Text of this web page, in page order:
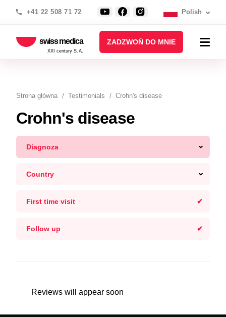
+41 22 508 71 72 Polish
swiss medica
XXI century S.A.
ZADZWOŃ DO MNIE
Strona główna Testimonials Crohn's disease
Crohn's disease
Diagnoza
Country
First time visit
Follow up
Reviews will appear soon